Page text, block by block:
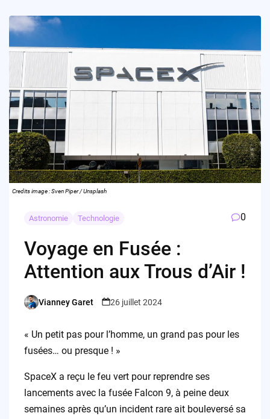
Credits image : Sven Piper / Unsplash
Astronomie Technologie 0
Voyage en Fusée :
Attention aux Trous d’Air !
Posted
Vianney Garet 26 juillet 2024
« Un petit pas pour l’homme, un grand pas pour les
fusées… ou presque ! »
SpaceX a reçu le feu vert pour reprendre ses
lancements avec la fusée Falcon 9, à peine deux
semaines après qu’un incident rare ait bouleversé sa